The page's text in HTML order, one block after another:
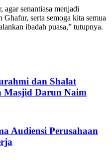
senantiasa menjadi
serta semoga kita semua
ibadah puasa,” tutupnya.
dan Shalat
Masjid Darun Naim
Audiensi Perusahaan